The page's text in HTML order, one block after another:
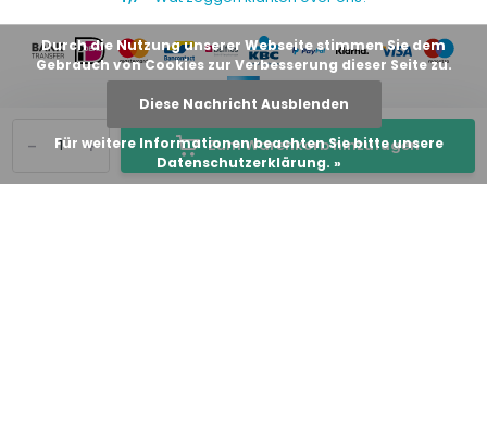
+
- Zum Warenkorb hinzufügen
Durch die Nutzung unserer Webseite stimmen Sie dem
Gebrauch von Cookies zur Verbesserung dieser Seite zu.
Diese Nachricht Ausblenden
Für weitere Informationen beachten Sie bitte unsere
Datenschutzerklärung. »